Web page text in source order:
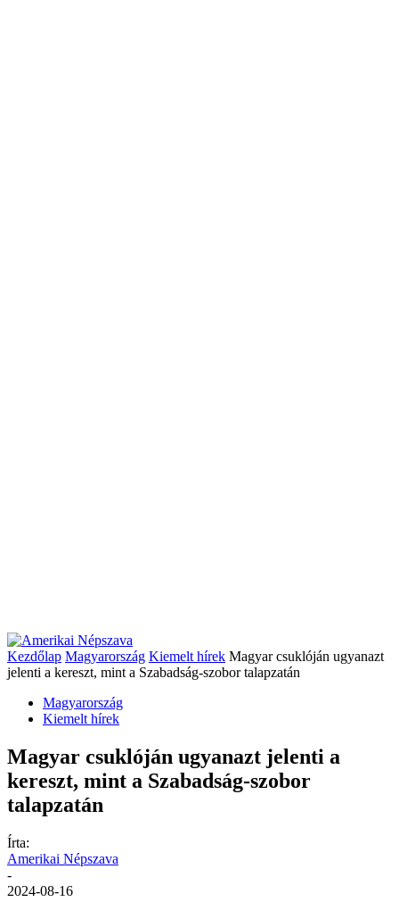
Kezdőlap Magyarország Kiemelt hírek Magyar csuklóján ugyanazt
jelenti a kereszt, mint a Szabadság-szobor talapzatán
Magyarország
Kiemelt hírek
Magyar csuklóján ugyanazt jelenti a
kereszt, mint a Szabadság-szobor
talapzatán
Írta:
Amerikai Népszava
-
2024-08-16